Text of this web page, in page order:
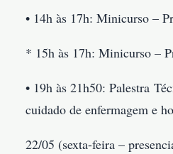
• 14h às 17h: Minicurso –
* ⁠15h às 17h: Minicurso –
• 19h às 21h50: Palestra
cuidado de enfermagem e
22/05 (sexta-feira –